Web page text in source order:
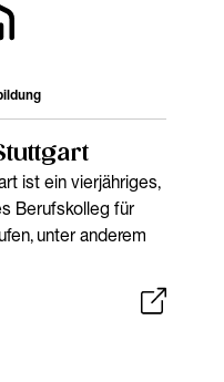
ist ein vierjähriges,
Berufskolleg für
unter anderem